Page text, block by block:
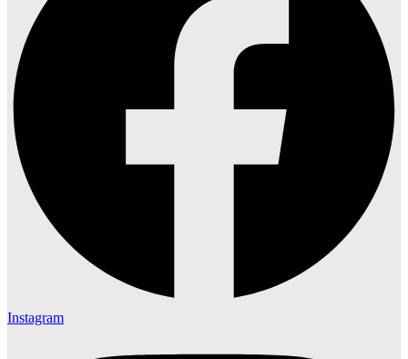
Instagram